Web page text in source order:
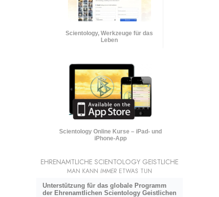
Scientology, Werkzeuge für das
Leben
Scientology Online Kurse – iPad- und
iPhone-App
EHRENAMTLICHE SCIENTOLOGY GEISTLICHE
MAN KANN IMMER ETWAS TUN
Unterstützung für das globale Programm
der Ehrenamtlichen Scientology Geistlichen